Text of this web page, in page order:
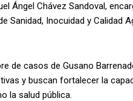
Ángel Chávez Sandoval,
Sanidad, Inocuidad y Calidad
de casos de Gusano
y buscan fortalecer la
la salud pública.